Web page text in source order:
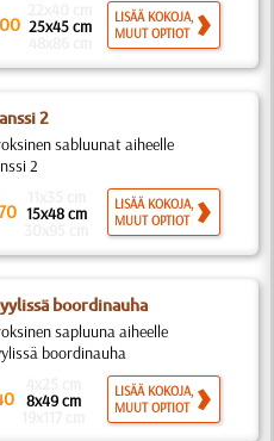
00 25x45 cm
LISÄÄ KOKOJA,
MUUT OPTIOT
2
sabluunat aiheelle
2
15x48 cm
LISÄÄ KOKOJA,
MUUT OPTIOT
boordinauha
sapluuna aiheelle
boordinauha
8x49 cm
LISÄÄ KOKOJA,
MUUT OPTIOT